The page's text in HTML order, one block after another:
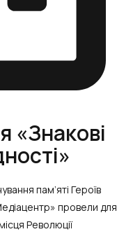
«Знакові
пам’яті Героїв
провели для
Революції